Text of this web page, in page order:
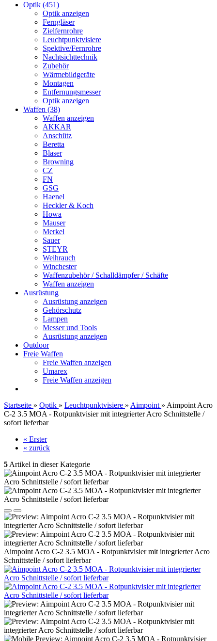
Optik (451)
Optik anzeigen
Ferngläser
Zielfernrohre
Leuchtpunktvisiere
Spektive/Fernrohre
Nachtsichttechnik
Zubehör
Wärmebildgeräte
Montagen
Entfernungsmesser
Optik anzeigen
Waffen (38)
Waffen anzeigen
AKKAR
Anschütz
Beretta
Blaser
Browning
CZ
FN
GSG
Haenel
Heckler & Koch
Howa
Mauser
Merkel
Sauer
STEYR
Weihrauch
Winchester
Waffenzubehör / Schalldämpfer / Schäfte
Waffen anzeigen
Ausrüstung
Ausrüstung anzeigen
Gehörschutz
Lampen
Messer und Tools
Ausrüstung anzeigen
Outdoor
Freie Waffen
Freie Waffen anzeigen
Umarex
Freie Waffen anzeigen
Startseite » Optik » Leuchtpunktvisiere » Aimpoint » Aimpoint Acro
C-2 3.5 MOA - Rotpunktvisier mit integrierter Acro Schnittstelle /
sofort lieferbar
« Erster
« zurück
5 Artikel in dieser Kategorie
Aimpoint Acro C-2 3.5 MOA - Rotpunktvisier mit integrierter Acro
Schnittstelle / sofort lieferbar